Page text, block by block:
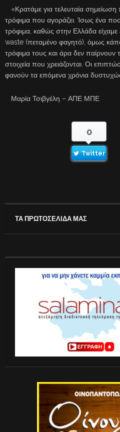
«Κρατάμε για τελευταία σημείωση
τρόφιμα που αγοράζει. Ίσως ένα
τρόφιμα, καθώς στην Ελλάδα
waste (πεταμένο φαγητό), όμως
τρόφιμα τους και άρα δεν παίρνουν
στοιχεία που χρειάζονται. Οι
φανούν τα επόμενα χρόνια
Μαρία Τσιβγέλη – ΑΠΕ ΜΠΕ
0
Twitter
ΤΑ ΠΡΩΤΟΣΕΛΙΔΑ ΜΑΣ